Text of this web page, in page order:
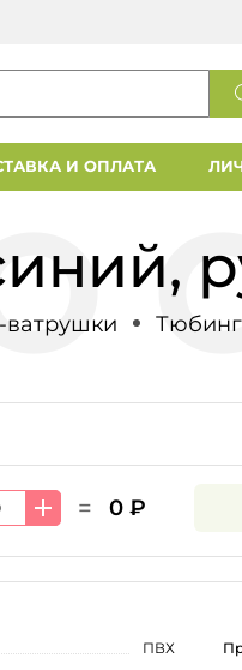
И ОПЛАТА
ватрушки
= 0 ₽
ПВХ